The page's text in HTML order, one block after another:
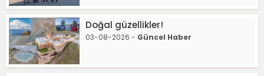
Doğal güzellikler!
03-08-2026 - Güncel Haber